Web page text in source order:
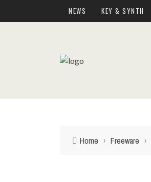
NEWS KEY & SYNTH
Home › Freeware ›